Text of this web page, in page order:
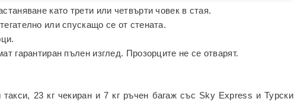
като трети или четвърти човек в стая.
или спускащо се от стената.
гарантиран пълен изглед. Прозорците не се отварят.
23 кг чекиран и 7 кг ръчен багаж със Sky Express и Турски